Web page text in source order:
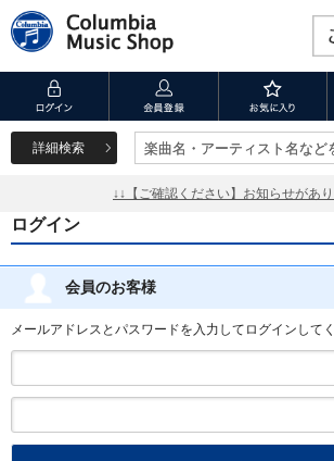
詳細検索 楽曲名・アーティスト名など
楽曲名・アーティスト名など
↓↓【ご確認ください】お知らせがあ
ログイン
会員のお客様
メールアドレスとパスワードを入力してログインしてく